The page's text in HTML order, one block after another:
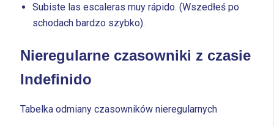
Subiste las escaleras muy rápido. (Wszedłeś po
schodach bardzo szybko).
Nieregularne czasowniki z czasie
Indefinido
Tabelka odmiany czasowników nieregularnych